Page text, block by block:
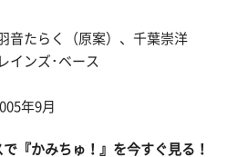
音たらく（原案）、千葉崇洋
インズ･ベース
年9月
『かみちゅ！』を今すぐ見る！